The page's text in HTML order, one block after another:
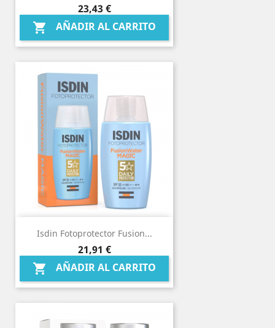
Precio
23,43 €
 AÑADIR AL CARRITO
Isdin Fotoprotector Fusion...
Precio
21,91 €
 AÑADIR AL CARRITO